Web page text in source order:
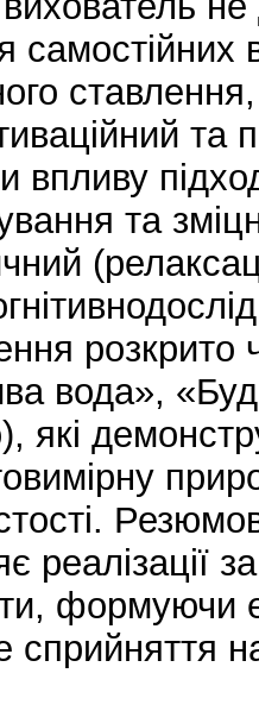
впливу
та
розкрито
вода»,
які
реалізації
формуючи
сприйняття